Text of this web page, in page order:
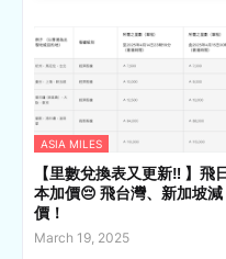
ASIA MILES
【里數兌換表又更新‼️ 】飛
本加價😔 飛台灣、新加坡減
價！
March 19, 2025